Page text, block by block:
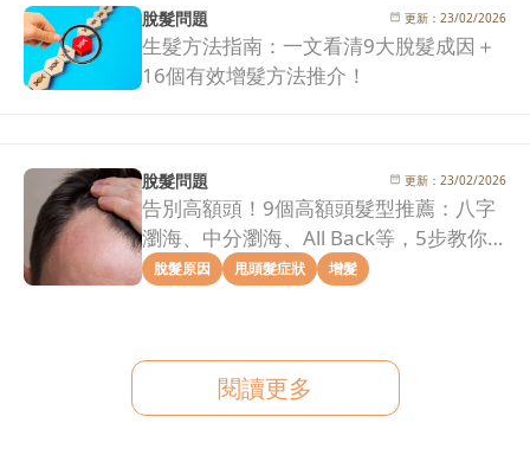
脫髮問題 更新： 23/02/2026
生髮方法指南：一文看清9大脫髮成因＋
16個有效增髮方法推介！
脫髮問題 更新： 23/02/2026
告別高額頭！9個高額頭髮型推薦：八字
瀏海、中分瀏海、All Back等，5步教你
拯救髮際線危機！
脫髮原因 甩頭髮症狀 增髮
閱讀更多